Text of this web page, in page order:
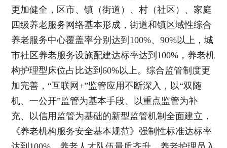
更加健全，区市、镇（街道）、村（社区）、家庭
四级养老服务网络基本形成，街道和镇区域性综合
养老服务中心覆盖率分别达到100%、90%以上，城
市社区养老服务设施配建达标率达到100%，养老机
构护理型床位占比达到60%以上。综合监管制度更
加完善，“互联网+”监管应用不断深入，以“双随
机、一公开”监管为基本手段、以重点监管为补
充、以信用监管为基础的新型监管机制全面建立，
《养老机构服务安全基本规范》强制性标准达标率